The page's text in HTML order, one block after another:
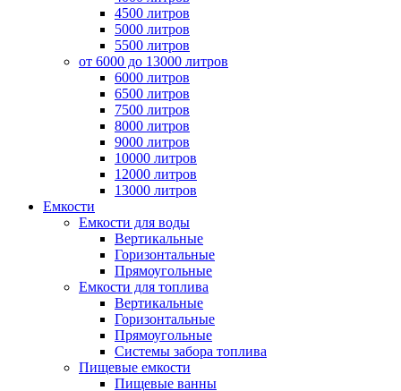
4500 литров
5000 литров
5500 литров
от 6000 до 13000 литров
6000 литров
6500 литров
7500 литров
8000 литров
9000 литров
10000 литров
12000 литров
13000 литров
Емкости
Емкости для воды
Вертикальные
Горизонтальные
Прямоугольные
Емкости для топлива
Вертикальные
Горизонтальные
Прямоугольные
Системы забора топлива
Пищевые емкости
Пищевые ванны